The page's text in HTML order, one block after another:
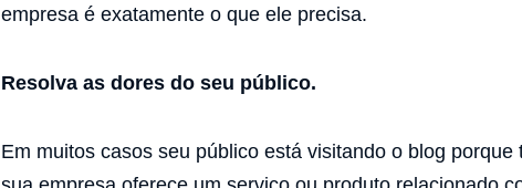
empresa é exatamente o que ele precisa.
Resolva as dores do seu público.
Em muitos casos seu público está visitando o blog